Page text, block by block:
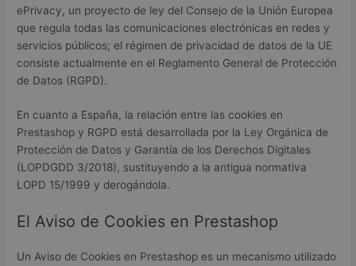
ePrivacy, un proyecto de ley del Consejo de la Unión Europea
que regula todas las comunicaciones electrónicas en redes y
servicios públicos; el régimen de privacidad de datos de la UE
consiste actualmente en el Reglamento General de Protección
de Datos (RGPD).
En cuanto a España, la relación entre las cookies en
Prestashop y RGPD está desarrollada por la Ley Orgánica de
Protección de Datos y Garantía de los Derechos Digitales
(LOPDGDD 3/2018), sustituyendo a la antigua normativa
LOPD 15/1999 y derogándola.
El Aviso de Cookies en Prestashop
Un Aviso de Cookies en Prestashop es un mecanismo utilizado